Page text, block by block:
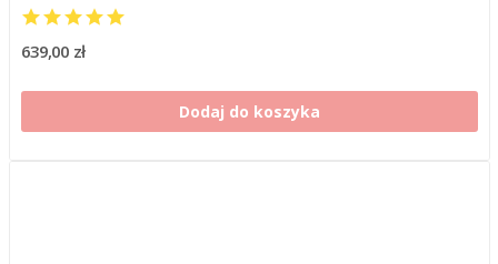
639,00 zł
Dodaj do koszyka